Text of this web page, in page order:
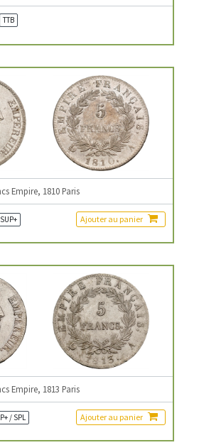
TTB
Empire, 1810 Paris
SUP+ Ajouter au panier
Empire, 1813 Paris
/ SPL Ajouter au panier